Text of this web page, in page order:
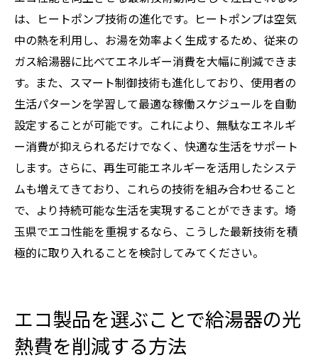
は、ヒートポンプ技術の進化です。ヒートポンプは空気
中の熱を利用し、お湯を効率よく生成するため、従来の
ガス給湯器に比べてエネルギー消費を大幅に削減できま
す。また、スマート制御技術も進化しており、使用者の
生活パターンを学習して最適な稼働スケジュールを自動
設定することが可能です。これにより、無駄なエネルギ
ー消費が抑えられるだけでなく、快適な生活をサポート
します。さらに、再生可能エネルギーを活用したシステ
ムも増えてきており、これらの技術を組み合わせること
で、より持続可能な生活を実現することができます。埼
玉県でエコ性能を重視するなら、こうした最新技術を積
極的に取り入れることを検討してみてください。
エコ製品を選ぶことで給湯器の光
熱費を削減する方法